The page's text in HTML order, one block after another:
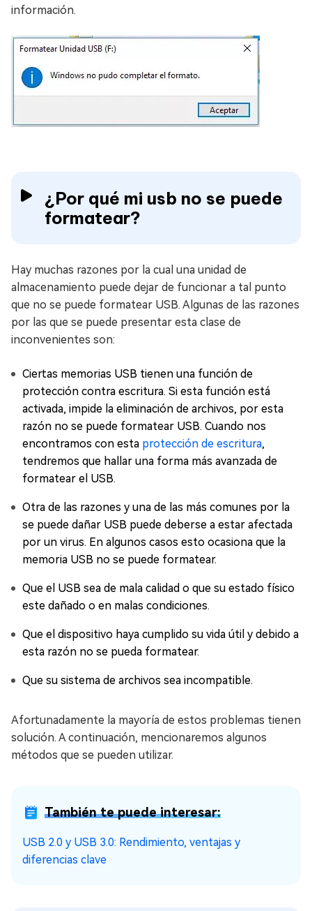
información.
¿Por qué mi usb no se puede
formatear?
Hay muchas razones por la cual una unidad de
almacenamiento puede dejar de funcionar a tal punto
que no se puede formatear USB. Algunas de las razones
por las que se puede presentar esta clase de
inconvenientes son:
Ciertas memorias USB tienen una función de
protección contra escritura. Si esta función está
activada, impide la eliminación de archivos, por esta
razón no se puede formatear USB. Cuando nos
encontramos con esta protección de escritura,
tendremos que hallar una forma más avanzada de
formatear el USB.
Otra de las razones y una de las más comunes por la
se puede dañar USB puede deberse a estar afectada
por un virus. En algunos casos esto ocasiona que la
memoria USB no se puede formatear.
Que el USB sea de mala calidad o que su estado físico
este dañado o en malas condiciones.
Que el dispositivo haya cumplido su vida útil y debido a
esta razón no se pueda formatear.
Que su sistema de archivos sea incompatible.
Afortunadamente la mayoría de estos problemas tienen
solución. A continuación, mencionaremos algunos
métodos que se pueden utilizar.
También te puede interesar:
USB 2.0 y USB 3.0: Rendimiento, ventajas y
diferencias clave